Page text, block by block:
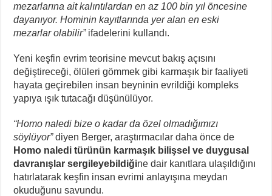
mezarlarına ait kalıntılardan en az 100 bin yıl öncesine
dayanıyor. Hominin kayıtlarında yer alan en eski
mezarlar olabilir” ifadelerini kullandı.
Yeni keşfin evrim teorisine mevcut bakış açısını
değiştireceği, ölüleri gömmek gibi karmaşık bir faaliyeti
hayata geçirebilen insan beyninin evrildiği kompleks
yapıya ışık tutacağı düşünülüyor.
“Homo naledi bize o kadar da özel olmadığımızı
söylüyor”diyen Berger, araştırmacılar daha önce de
Homo naledi türünün karmaşık bilişsel ve duygusal
davranışlar sergileyebildiğine dair kanıtlara ulaşıldığını
hatırlatarak keşfin insan evrimi anlayışına meydan
okuduğunu savundu.